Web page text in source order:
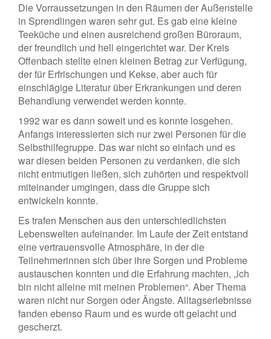
Die Vorraussetzungen in den Räumen der Außenstelle
in Sprendlingen waren sehr gut. Es gab eine kleine
Teeküche und einen ausreichend großen Büroraum,
der freundlich und hell eingerichtet war. Der Kreis
Offenbach stellte einen kleinen Betrag zur Verfügung,
der für Erfrischungen und Kekse, aber auch für
einschlägige Literatur über Erkrankungen und deren
Behandlung verwendet werden konnte.
1992 war es dann soweit und es konnte losgehen.
Anfangs interessierten sich nur zwei Personen für die
Selbsthilfegruppe. Das war nicht so einfach und es
war diesen beiden Personen zu verdanken, die sich
nicht entmutigen ließen, sich zuhörten und respektvoll
miteinander umgingen, dass die Gruppe sich
entwickeln konnte.
Es trafen Menschen aus den unterschiedlichsten
Lebenswelten aufeinander. Im Laufe der Zeit entstand
eine vertrauensvolle Atmosphäre, in der die
Teilnehmerinnen sich über ihre Sorgen und Probleme
austauschen konnten und die Erfahrung machten, „ich
bin nicht alleine mit meinen Problemen“. Aber Thema
waren nicht nur Sorgen oder Ängste. Alltagserlebnisse
fanden ebenso Raum und es wurde oft gelacht und
gescherzt.